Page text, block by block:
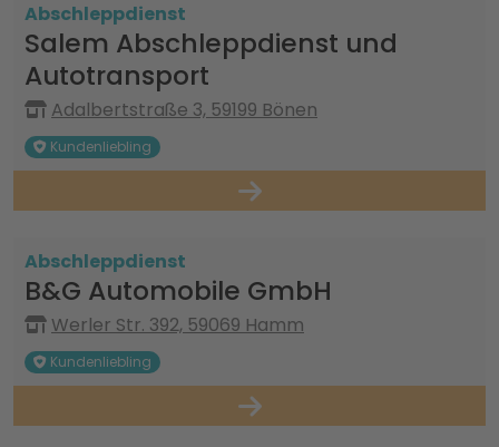
Abschleppdienst
Salem Abschleppdienst und
Autotransport
Adalbertstraße 3, 59199 Bönen
Kundenliebling
Abschleppdienst
B&G Automobile GmbH
Werler Str. 392, 59069 Hamm
Kundenliebling